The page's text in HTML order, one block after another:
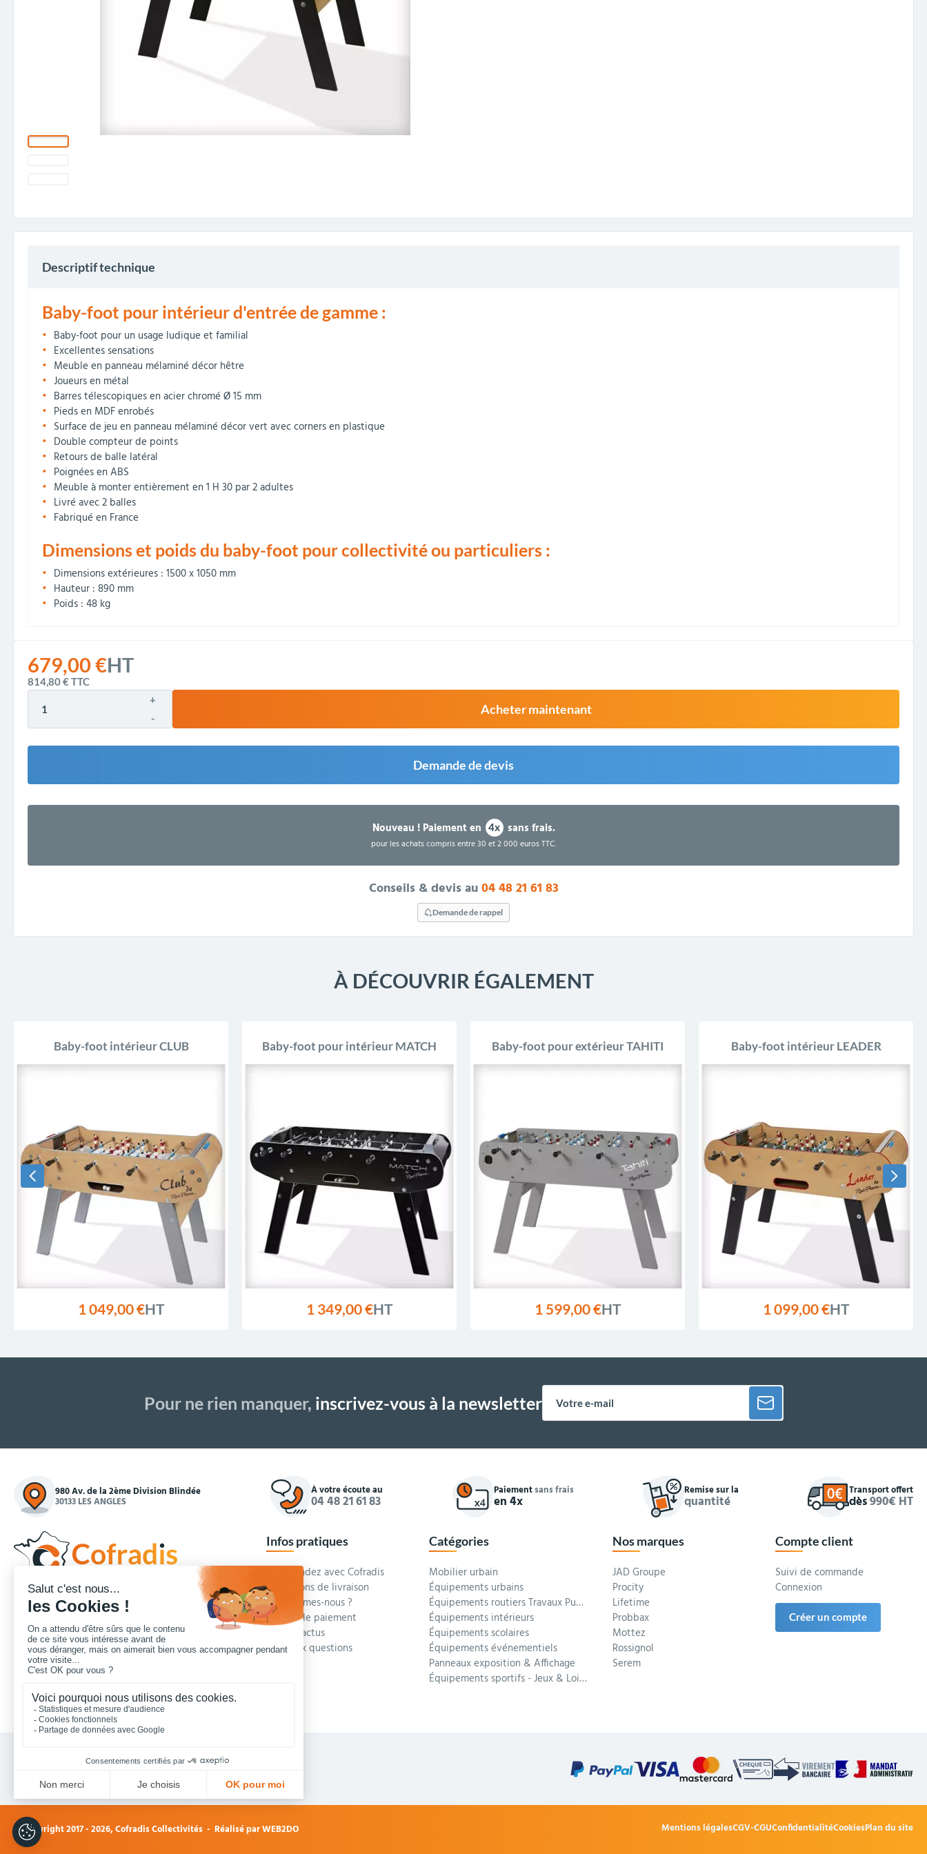
679,00 €HT
814,80 €TTC
+
-
Acheter maintenant
Demande de devis
Nouveau !Paiement en 4x sans frais.
pour les achats compris entre 30 et 2 000 euros TTC.
Conseils & devis au04 48 21 61 83
Demande de rappel
Descriptif technique
Baby-foot pour intérieur d'entrée de gamme :
Baby-foot pour un usage ludique et familial
Excellentes sensations
Meuble en panneau mélaminé décor hêtre
Joueurs en métal
Barres télescopiques en acier chromé Ø 15 mm
Pieds en MDF enrobés
Surface de jeu en panneau mélaminé décor vert avec corners en plastique
Double compteur de points
Retours de balle latéral
Poignées en ABS
Meuble à monter entièrement en 1 H 30 par 2 adultes
Livré avec 2 balles
Fabriqué en France
Dimensions et poids du baby-foot pour collectivité ou particuliers :
Dimensions extérieures : 1500 x 1050 mm
Hauteur : 890 mm
Poids : 48 kg
À DÉCOUVRIR ÉGALEMENT
Baby-foot intérieur CLUB
1 049,00 €HT
Baby-foot pour intérieur MATCH
1 349,00 €HT
Baby-foot pour extérieur TAHITI
1 599,00 €HT
Baby-foot intérieur LEADER
1 099,00 €HT
Pour ne rien manquer, inscrivez-vous à la newsletter
980 Av. de la 2ème Division Blindée
30133 LES ANGLES
À votre écoute au
04 48 21 61 83
Paiementsans frais
en 4x
Remise sur la
quantité
Transport offert
dès990€ HT
Concepteur et fournisseur de mobilier urbain,
Cofradis répond aux besoins d'équipements des
services des collectivités locales, des entreprises
de travaux publics, lycées, écoles.
Nous contacter
Infos pratiques
Commandez avec Cofradis
Conditions de livraison
Qui sommes-nous ?
Modes de paiement
Blog et actus
Foire aux questions
Catégories
Mobilier urbain
Équipements urbains
Équipements routiers Travaux Publics
Équipements intérieurs
Équipements scolaires
Équipements événementiels
Panneaux exposition & Affichage
Équipements sportifs - Jeux & Loisirs
Nos marques
JAD Groupe
Procity
Lifetime
Probbax
Mottez
Rossignol
Serem
Compte client
Suivi de commande
Connexion
Créer un compte
Vos achats collectivités en ligne sécurisés 7 J/7
© Copyright 2017 - 2026,Cofradis Collectivités - Réalisé parWEB2DO Mentions légalesCGV-CGUConfidentialitéCookiesPlan du site